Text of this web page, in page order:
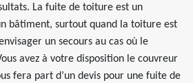
La fuite de toiture est un
bâtiment, surtout quand la toiture est
un secours au cas où le
avez à votre disposition le couvreur
fera part d’un devis pour une fuite de